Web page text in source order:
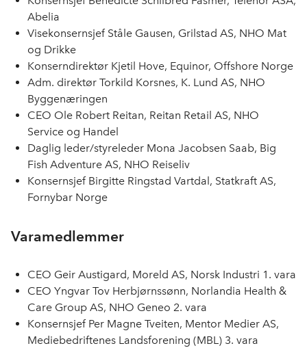
Abelia
Visekonsernsjef Ståle Gausen, Grilstad AS, NHO Mat
og Drikke
Konserndirektør Kjetil Hove, Equinor, Offshore Norge
Adm. direktør Torkild Korsnes, K. Lund AS, NHO
Byggenæringen
CEO Ole Robert Reitan, Reitan Retail AS, NHO
Service og Handel
Daglig leder/styreleder Mona Jacobsen Saab, Big
Fish Adventure AS, NHO Reiseliv
Konsernsjef Birgitte Ringstad Vartdal, Statkraft AS,
Fornybar Norge
Varamedlemmer
CEO Geir Austigard, Moreld AS, Norsk Industri 1. vara
CEO Yngvar Tov Herbjørnssønn, Norlandia Health &
Care Group AS, NHO Geneo 2. vara
Konsernsjef Per Magne Tveiten, Mentor Medier AS,
Mediebedriftenes Landsforening (MBL) 3. vara